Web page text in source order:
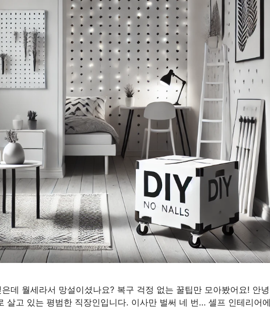
데 월세라서 망설이셨나요? 복구 걱정 없는 꿀팁만 모아봤어요! 안녕
살고 있는 평범한 직장인입니다. 이사만 벌써 네 번… 셀프 인테리어에